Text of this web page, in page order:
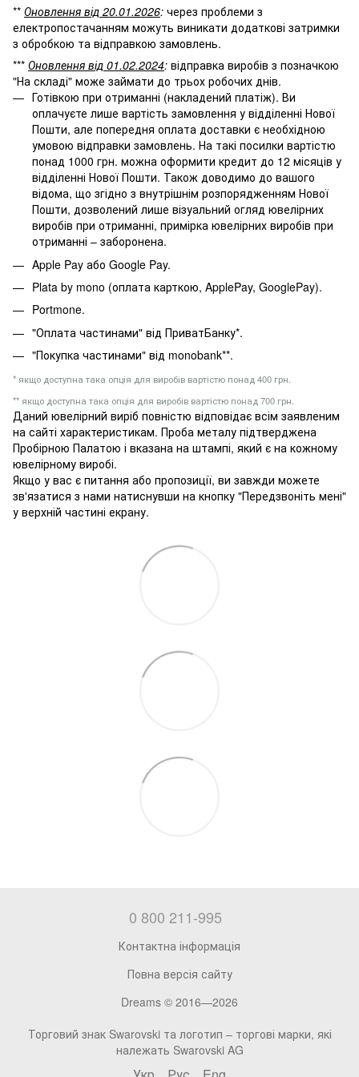
** Оновлення від 20.01.2026: через проблеми з
електропостачанням можуть виникати додаткові затримки
з обробкою та відправкою замовлень.
*** Оновлення від 01.02.2024: відправка виробів з позначкою
"На складі" може займати до трьох робочих днів.
Готівкою при отриманні (накладений платіж). Ви
оплачуєте лише вартість замовлення у відділенні Нової
Пошти, але попередня оплата доставки є необхідною
умовою відправки замовлень. На такі посилки вартістю
понад 1000 грн. можна оформити кредит до 12 місяців у
відділенні Нової Пошти. Також доводимо до вашого
відома, що згідно з внутрішнім розпорядженням Нової
Пошти, дозволений лише візуальний огляд ювелірних
виробів при отриманні, примірка ювелірних виробів при
отриманні – заборонена.
Apple Pay або Google Pay.
Plata by mono (оплата карткою, ApplePay, GooglePay).
Portmone.
"Оплата частинами" від ПриватБанку*.
"Покупка частинами" від monobank**.
* якщо доступна така опція для виробів вартістю понад 400 грн.
** якщо доступна така опція для виробів вартістю понад 700 грн.
Даний ювелірний виріб повністю відповідає всім заявленим
на сайті характеристикам. Проба металу підтверджена
Пробірною Палатою і вказана на штампі, який є на кожному
ювелірному виробі.
Якщо у вас є питання або пропозиції, ви завжди можете
зв'язатися з нами натиснувши на кнопку "Передзвоніть мені"
у верхній частині екрану.
0 800 211-995
Контактна інформація
Повна версія сайту
Dreams © 2016—2026
Торговий знак Swarovski та логотип – торгові марки, які
належать Swarovski AG